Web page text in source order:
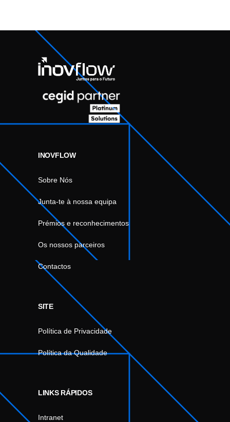
INOVFLOW
Sobre Nós
Junta-te à nossa equipa
Prémios e reconhecimentos
Os nossos parceiros
Contactos
SITE
Política de Privacidade
Política da Qualidade
LINKS RÁPIDOS
Intranet